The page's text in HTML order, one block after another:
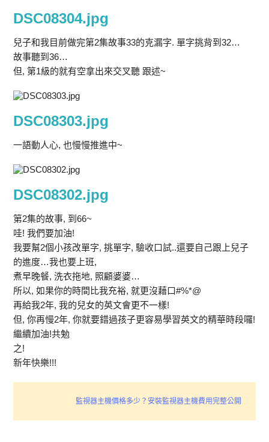
DSC08304.jpg
兒子和我目前做完第2集故事33的克漏字. 單字挑背到32…
故事聽到36…
但, 第1級的就有空拿出來交叉聽 跟述~
DSC08303.jpg
一語動人心, 也慢慢推進中~
DSC08302.jpg
第2集的故事, 到66~
哇! 我們要加油!
我要幫2個小孩改單字, 挑單字, 驗收口試..還要自己跟上兒子
的進度…我也要上班,
煮早晚餐, 洗衣拖地, 照顧婆婆…
所以, 如果你的時間比我充裕, 就更沒藉口#%*@
再給我2年, 我的兒女的英文會更不一樣!
但, 你再慢2年, 你就要錯過孩子更容易學習英文的精華時段囉!
繼續加油!共勉
之!
新年快樂!!!
監視器主機價格多少？安裝監視器主機費用完整公開